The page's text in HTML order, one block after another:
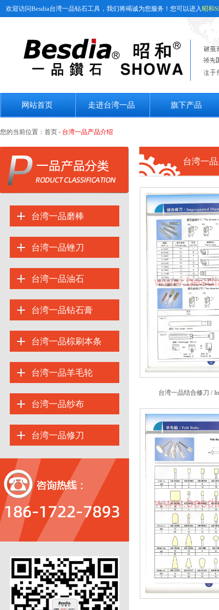
欢迎访问Besdia台湾一品钻石工具，我们将竭诚为您服务！您可以进入 昭和
网站首页 走进台湾一品 旗下产品
您的当前位置： 首页 - 台湾一品产品介绍
台湾一品磨棒
台湾一品锉刀
台湾一品油石
台湾一品钻石膏
台湾一品棕刷本条
台湾一品羊毛轮
台湾一品纱布
台湾一品修刀
台湾一
台湾一品结合修刀 /